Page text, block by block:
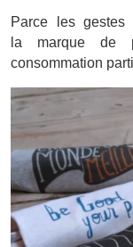
Parce les gestes
la marque de
consommation